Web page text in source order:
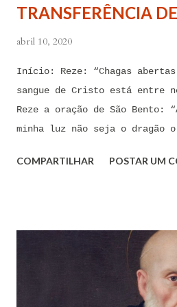
sentimental, de devassidão,
TRANSFERÊNCIA
abril 10, 2020
Início: Reze: “Chagas
sangue de Cristo está entre
Reze a oração de São Bento:
minha luz não seja o dragão
que me ofereces, bebe tu
Aleluia!” Proclame com fé e
te confunda satã, confunda-
3,2) Reze: Ave Maria cheia
(diga seu nome completo),
COMPARTILHAR POSTAR UM